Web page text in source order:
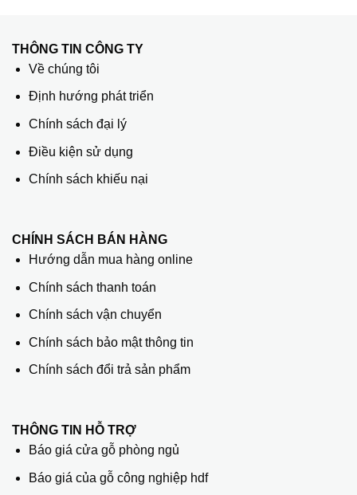
THÔNG TIN CÔNG TY
Về chúng tôi
Định hướng phát triển
Chính sách đại lý
Điều kiện sử dụng
Chính sách khiếu nại
CHÍNH SÁCH BÁN HÀNG
Hướng dẫn mua hàng online
Chính sách thanh toán
Chính sách vận chuyển
Chính sách bảo mật thông tin
Chính sách đổi trả sản phẩm
THÔNG TIN HỖ TRỢ
Báo giá cửa gỗ phòng ngủ
Báo giá của gỗ công nghiệp hdf